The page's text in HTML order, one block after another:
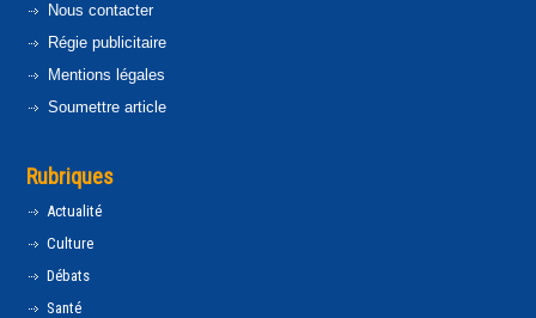
Nous contacter
Régie publicitaire
Mentions légales
Soumettre article
Rubriques
Actualité
Culture
Débats
Santé